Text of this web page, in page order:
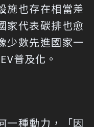
施也存在相當差
家代表碳排也愈
少數先進國家一
普及化。
一種動力，「因